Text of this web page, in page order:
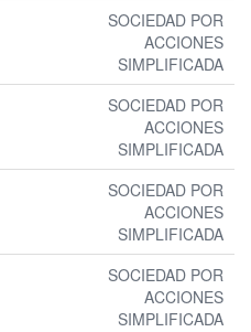
SOCIEDAD POR
ACCIONES
SIMPLIFICADA
SOCIEDAD POR
ACCIONES
SIMPLIFICADA
SOCIEDAD POR
ACCIONES
SIMPLIFICADA
SOCIEDAD POR
ACCIONES
SIMPLIFICADA